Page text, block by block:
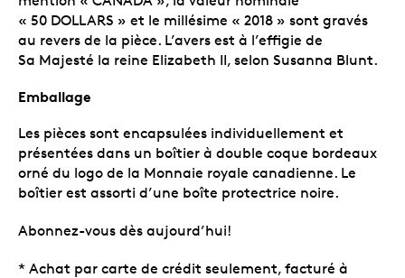
« 50 DOLLARS » et le millésime « 2018 » sont gravés
au revers de la pièce. L’avers est à l’effigie de
Sa Majesté la reine Elizabeth II, selon Susanna Blunt.
Emballage
Les pièces sont encapsulées individuellement et
présentées dans un boîtier à double coque bordeaux
orné du logo de la Monnaie royale canadienne. Le
boîtier est assorti d’une boîte protectrice noire.
Abonnez-vous dès aujourd’hui!
* Achat par carte de crédit seulement, facturé à